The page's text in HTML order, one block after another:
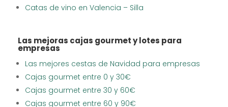
Catas de vino en Valencia – Silla
Las mejoras cajas gourmet y lotes para
empresas
Las mejores cestas de Navidad para empresas
Cajas gourmet entre 0 y 30€
Cajas gourmet entre 30 y 60€
Cajas gourmet entre 60 y 90€